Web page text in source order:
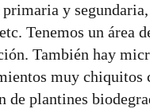
y
Tenemos un área
También hay
muy chiquitos
de plantines